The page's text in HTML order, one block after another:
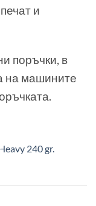
и
поръчки, в
на машините
240 gr.